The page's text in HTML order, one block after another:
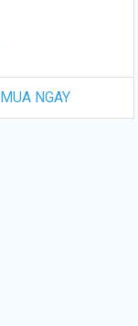
MUA NGAY